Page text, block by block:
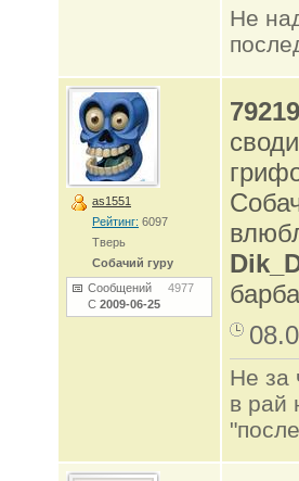
Не
as1551
Рейтинг: 6097
Тверь
Собачий гуру
Сообщений 4977
С 2009-06-25
Не за
в рай